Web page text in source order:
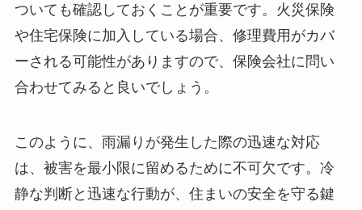
ついても確認しておくことが重要です。火災保険
や住宅保険に加入している場合、修理費用がカバ
ーされる可能性がありますので、保険会社に問い
合わせてみると良いでしょう。
このように、雨漏りが発生した際の迅速な対応
は、被害を最小限に留めるために不可欠です。冷
静な判断と迅速な行動が、住まいの安全を守る鍵